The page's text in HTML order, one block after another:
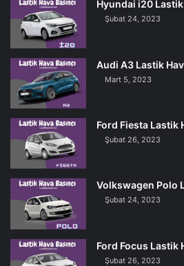
Hyundai i20 Lastik
Şubat 24, 2023
Audi A3 Lastik
Mart 5, 2023
Ford Fiesta Lastik
Şubat 26, 2023
Volkswagen Polo
Şubat 24, 2023
Ford Focus Lastik
Şubat 26, 2023